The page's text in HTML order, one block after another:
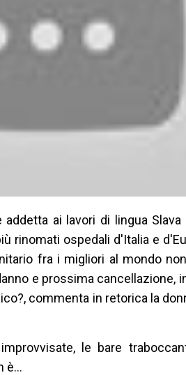
ai lavori di lingua
rinomati ospedali d'Italia e
fra i migliori al mondo
e prossima cancellazione,
commenta in retorica la
le bare
è…